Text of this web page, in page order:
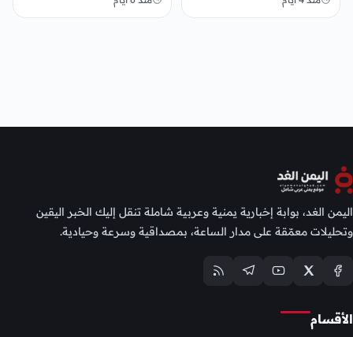
اليمن الغد، بوابة إخبارية يمنية وعربية شاملة تنقل إليك الخبر اليقين
وتحليلات معمّقة على مدار الساعة، بمصداقية وسرعة وحيادية.
الأقسام